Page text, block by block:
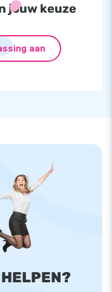
jouw keuze
aan